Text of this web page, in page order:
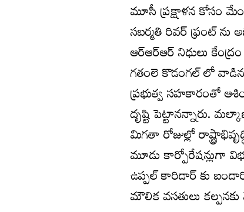
మూసీ ప్రక్షాళన కోసం
సబర్మతి రివర్ ఫ్రంట్ ను
ఆర్ఆర్ఆర్ నిధులు
గతంలె కొడంగల్ లో
ప్రభుత్వ సహకారంతో
దృష్టి పెట్టానన్నారు.
మిగతా రోజుల్లో
మూడు కార్పోరేషన్లుగా
ఉప్పల్ కారిడార్ కు
మౌలిక వసతులు